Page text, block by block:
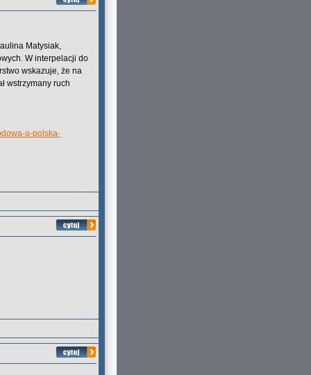
Matysiak,
W interpelacji do
wskazuje, że na
wstrzymany ruch
a-polska-